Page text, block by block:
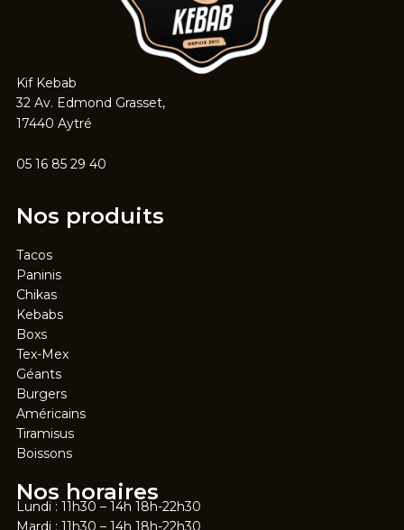
Kif Kebab
32 Av. Edmond Grasset,
17440 Aytré
05 16 85 29 40
Nos produits
Tacos
Paninis
Chikas
Kebabs
Boxs
Tex-Mex
Géants
Burgers
Américains
Tiramisus
Boissons
Nos horaires
Lundi : 11h30 – 14h 18h-22h30
Mardi : 11h30 – 14h 18h-22h30